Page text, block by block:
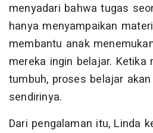
menyadari bahwa tugas
hanya menyampaikan
membantu anak
mereka ingin belajar. Ketika
tumbuh, proses belajar
sendirinya.
Dari pengalaman itu, Linda